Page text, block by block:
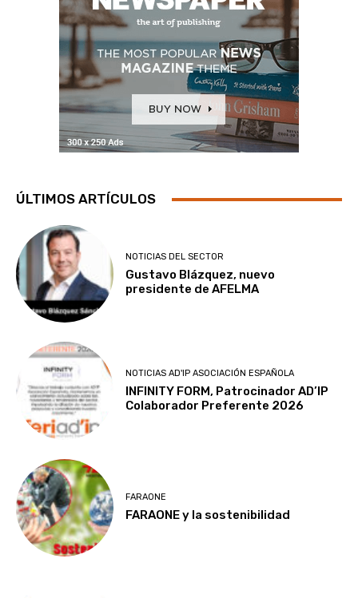
ÚLTIMOS ARTÍCULOS
NOTICIAS DEL SECTOR
Gustavo Blázquez, nuevo
presidente de AFELMA
NOTICIAS AD'IP ASOCIACIÓN ESPAÑOLA
INFINITY FORM, Patrocinador AD’IP
Colaborador Preferente 2026
FARAONE
FARAONE y la sostenibilidad